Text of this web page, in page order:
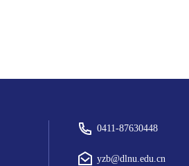
0411-87630448
yzb@dlnu.edu.cn